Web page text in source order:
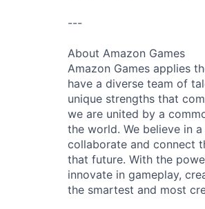
---
About Amazon Games
Amazon Games applies
have a diverse team of
unique strengths that
we are united by a
the world. We believe in
collaborate and connect
that future. With the
innovate in gameplay,
the smartest and most